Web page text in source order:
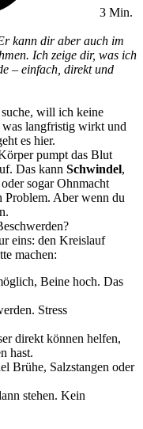
3 Min.
kann dir aber auch im
Ich zeige dir, was ich
– einfach, direkt und
suche, will ich keine
langfristig wirkt und
es hier.
pumpt das Blut
Das kann Schwindel,
oder sogar Ohnmacht
Problem. Aber wenn du
eins: den Kreislauf
machen:
Beine hoch. Das
Stress
direkt können helfen,
hast.
Brühe, Salzstangen oder
stehen. Kein